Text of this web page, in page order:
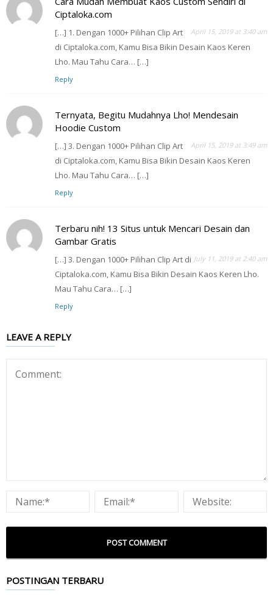
Ciptaloka.com
April 15, 2019 at 3:40 am
[…] 1. Dengan 1000+ Pilihan Clip Art
di Ciptaloka.com, Kamu Bisa Bikin Desain Kaos Keren
Lho. Mau Tahu Cara… […]
Reply
Ternyata, Begitu Mudahnya Lho! Mendesain
Hoodie Custom
April 15, 2019 at 3:49 am
[…] 3. Dengan 1000+ Pilihan Clip Art
di Ciptaloka.com, Kamu Bisa Bikin Desain Kaos Keren
Lho. Mau Tahu Cara… […]
Reply
Terbaru nih! 13 Situs untuk Mencari Desain dan
Gambar Gratis
July 11, 2019 at 2:40 am
[…] 3. Dengan 1000+ Pilihan Clip Art di
Ciptaloka.com, Kamu Bisa Bikin Desain Kaos Keren Lho.
Mau Tahu Cara… […]
Reply
LEAVE A REPLY
POSTINGAN TERBARU